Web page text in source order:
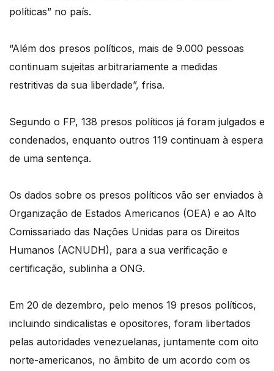
políticas” no país.
“Além dos presos políticos, mais de 9.000 pessoas
continuam sujeitas arbitrariamente a medidas
restritivas da sua liberdade”, frisa.
Segundo o FP, 138 presos políticos já foram julgados e
condenados, enquanto outros 119 continuam à espera
de uma sentença.
Os dados sobre os presos políticos vão ser enviados à
Organização de Estados Americanos (OEA) e ao Alto
Comissariado das Nações Unidas para os Direitos
Humanos (ACNUDH), para a sua verificação e
certificação, sublinha a ONG.
Em 20 de dezembro, pelo menos 19 presos políticos,
incluindo sindicalistas e opositores, foram libertados
pelas autoridades venezuelanas, juntamente com oito
norte-americanos, no âmbito de um acordo com os